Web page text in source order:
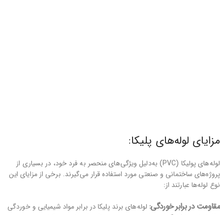
مزایای لوله‌های پلیکا:
لوله‌های پولیکا (PVC) به‌دلیل ویژگی‌های منحصر به فرد خود، در بسیاری از
پروژه‌های ساختمانی و صنعتی مورد استفاده قرار می‌گیرند. برخی از مزایای این
نوع لوله‌ها عبارتند از:
مقاومت در برابر خوردگی:لوله‌های برند پلیکا در برابر مواد شیمیایی و خوردگی